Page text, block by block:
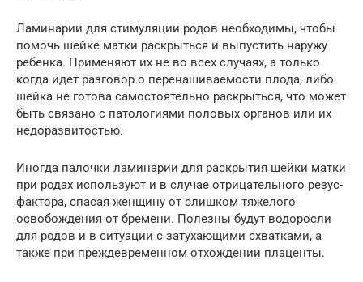
Ламинарии для стимуляции родов необходимы, чтобы
помочь шейке матки раскрыться и выпустить наружу
ребенка. Применяют их не во всех случаях, а только
когда идет разговор о перенашиваемости плода, либо
шейка не готова самостоятельно раскрыться, что может
быть связано с патологиями половых органов или их
недоразвитостью.
Иногда палочки ламинарии для раскрытия шейки матки
при родах используют и в случае отрицательного резус-
фактора, спасая женщину от слишком тяжелого
освобождения от бремени. Полезны будут водоросли
для родов и в ситуации с затухающими схватками, а
также при преждевременном отхождении плаценты.